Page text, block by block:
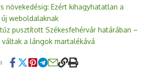
növekedésig: Ezért kihagyhatatlan a
weboldalaknak
pusztított Székesfehérvár határában –
a lángok martalékává